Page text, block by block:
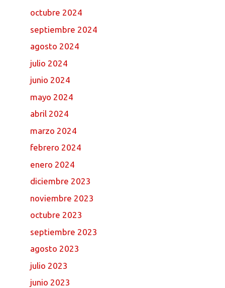
octubre 2024
septiembre 2024
agosto 2024
julio 2024
junio 2024
mayo 2024
abril 2024
marzo 2024
febrero 2024
enero 2024
diciembre 2023
noviembre 2023
octubre 2023
septiembre 2023
agosto 2023
julio 2023
junio 2023